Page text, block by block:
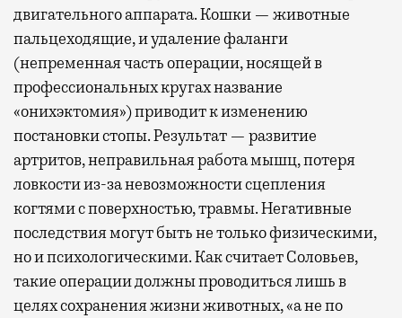
двигательного аппарата. Кошки — животные
пальцеходящие, и удаление фаланги
(непременная часть операции, носящей в
профессиональных кругах название
«онихэктомия») приводит к изменению
постановки стопы. Результат — развитие
артритов, неправильная работа мышц, потеря
ловкости из-за невозможности сцепления
когтями с поверхностью, травмы. Негативные
последствия могут быть не только физическими,
но и психологическими. Как считает Соловьев,
такие операции должны проводиться лишь в
целях сохранения жизни животных, «а не по